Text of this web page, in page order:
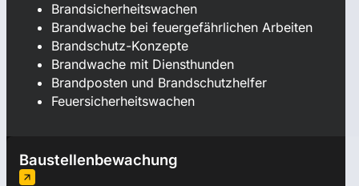
Brandsicherheitswachen
Brandwache bei feuergefährlichen Arbeiten
Brandschutz-Konzepte
Brandwache mit Diensthunden
Brandposten und Brandschutzhelfer
Feuersicherheitswachen
Baustellenbewachung